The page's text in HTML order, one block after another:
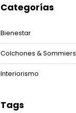
Categorías
Bienestar
Colchones & Sommiers
Interiorismo
Tags